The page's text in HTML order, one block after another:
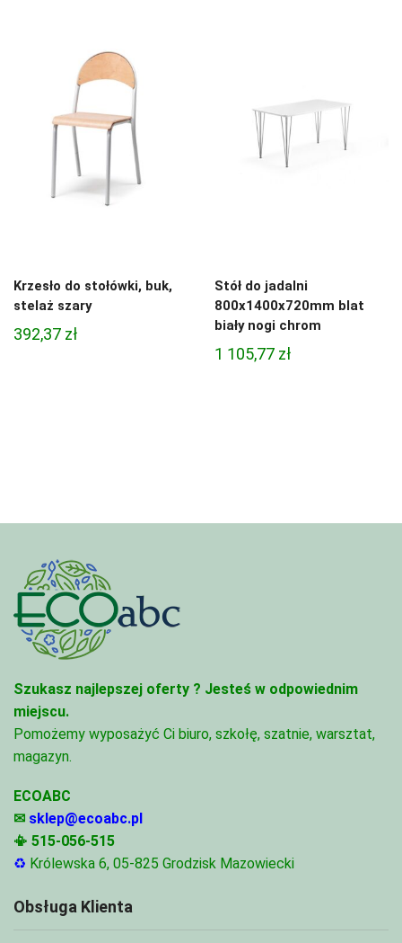
Krzesło do stołówki, buk,
stelaż szary
392,37 zł
Stół do jadalni
800x1400x720mm blat
biały nogi chrom
1 105,77 zł
Szukasz najlepszej oferty ? Jesteś w odpowiednim
miejscu.
Pomożemy wyposażyć Ci biuro, szkołę, szatnie, warsztat,
magazyn.
ECOABC
✉ sklep@ecoabc.pl
📳 515-056-515
♻ Królewska 6, 05-825 Grodzisk Mazowiecki
Obsługa Klienta